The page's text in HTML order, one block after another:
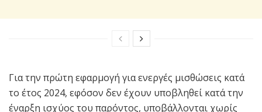
Για την πρώτη εφαρμογή για ενεργές μισθώσεις κατά
το έτος 2024, εφόσον δεν έχουν υποβληθεί κατά την
έναρξη ισχύος του παρόντος, υποβάλλονται χωρίς